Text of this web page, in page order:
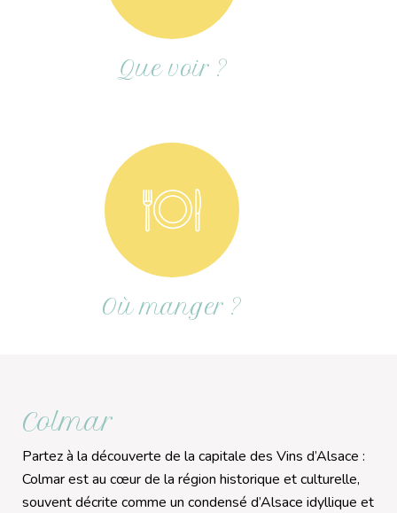
Que voir ?
Où manger ?
Colmar
Partez à la découverte de la capitale des Vins d’Alsace :
Colmar est au cœur de la région historique et culturelle,
souvent décrite comme un condensé d’Alsace idyllique et